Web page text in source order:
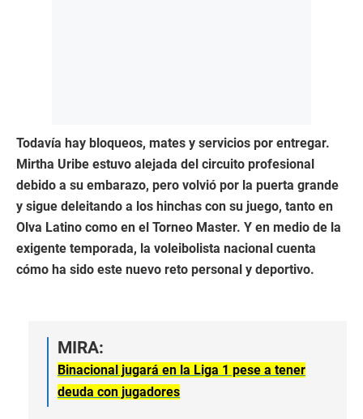
Todavía hay bloqueos, mates y servicios por entregar.
Mirtha Uribe estuvo alejada del circuito profesional
debido a su embarazo, pero volvió por la puerta grande
y sigue deleitando a los hinchas con su juego, tanto en
Olva Latino como en el Torneo Master. Y en medio de la
exigente temporada, la voleibolista nacional cuenta
cómo ha sido este nuevo reto personal y deportivo.
MIRA:
Binacional jugará en la Liga 1 pese a tener
deuda con jugadores